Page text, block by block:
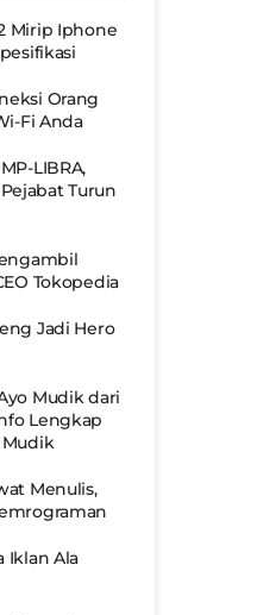
Mirip Iphone
Orang
Fi Anda
LIBRA,
Turun
Tokopedia
Jadi Hero
Mudik dari
Lengkap
Menulis,
Iklan Ala